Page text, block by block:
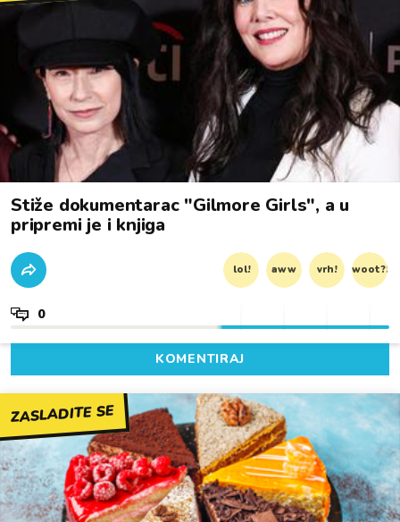
Stiže dokumentarac "Gilmore Girls", a u
pripremi je i knjiga
lol! aww vrh! woot?!
0
KOMENTIRAJ
ZASLADITE SE